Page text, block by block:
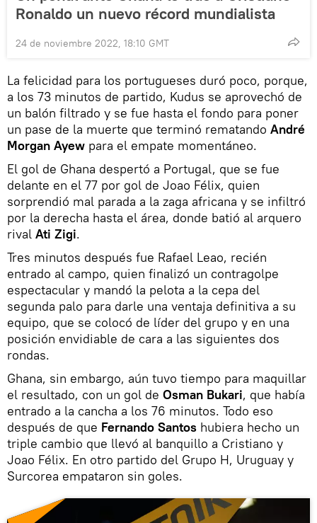
Ronaldo un nuevo récord mundialista
24 de noviembre 2022, 18:10 GMT
La felicidad para los portugueses duró poco, porque,
a los 73 minutos de partido, Kudus se aprovechó de
un balón filtrado y se fue hasta el fondo para poner
un pase de la muerte que terminó rematando André
Morgan Ayew para el empate momentáneo.
El gol de Ghana despertó a Portugal, que se fue
delante en el 77 por gol de Joao Félix, quien
sorprendió mal parada a la zaga africana y se infiltró
por la derecha hasta el área, donde batió al arquero
rival Ati Zigi.
Tres minutos después fue Rafael Leao, recién
entrado al campo, quien finalizó un contragolpe
espectacular y mandó la pelota a la cepa del
segunda palo para darle una ventaja definitiva a su
equipo, que se colocó de líder del grupo y en una
posición envidiable de cara a las siguientes dos
rondas.
Ghana, sin embargo, aún tuvo tiempo para maquillar
el resultado, con un gol de Osman Bukari, que había
entrado a la cancha a los 76 minutos. Todo eso
después de que Fernando Santos hubiera hecho un
triple cambio que llevó al banquillo a Cristiano y
Joao Félix. En otro partido del Grupo H, Uruguay y
Surcorea empataron sin goles.